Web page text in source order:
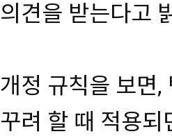
의견을 받는다고
개정 규칙을 보면,
꾸려 할 때 적용